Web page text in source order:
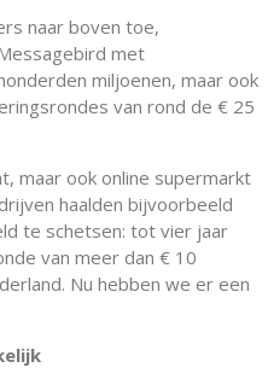
naar boven toe,
met
miljoenen, maar ook
van rond de € 25
maar ook online supermarkt
haalden bijvoorbeeld
te schetsen: tot vier jaar
van meer dan € 10
Nu hebben we er een